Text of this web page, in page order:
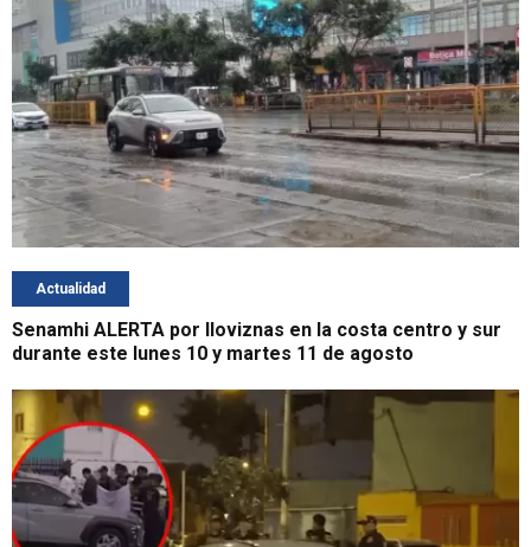
Actualidad
Senamhi ALERTA por lloviznas en la costa centro y sur
durante este lunes 10 y martes 11 de agosto